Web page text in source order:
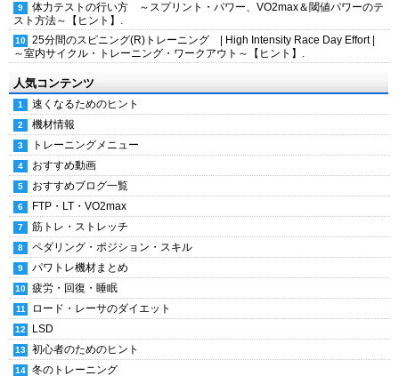
体力テストの行い方 ～スプリント・パワー、VO2max＆閾値パワーのテ
スト方法～【ヒント】.
25分間のスピニング(R)トレーニング | High Intensity Race Day Effort |
～室内サイクル・トレーニング・ワークアウト～【ヒント】.
人気コンテンツ
速くなるためのヒント
機材情報
トレーニングメニュー
おすすめ動画
おすすめブログ一覧
FTP・LT・VO2max
筋トレ・ストレッチ
ペダリング・ポジション・スキル
パワトレ機材まとめ
疲労・回復・睡眠
ロード・レーサのダイエット
LSD
初心者のためのヒント
冬のトレーニング